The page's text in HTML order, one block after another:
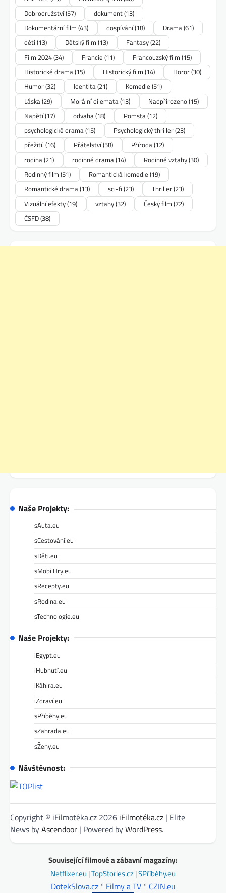
Dobrodružství(57) dokument(13)
Dokumentární film (43) dospívání(18) Drama(61)
děti (13) Dětský film (13) Fantasy(22)
Film 2024(34) Francie (11) Francouzský film (15)
Historické drama(15) Historický film (14) Horor(30)
Humor(32) Identita(21) Komedie (51)
Láska(29) Morální dilemata(13) Nadpřirozeno(15)
Napětí(17) odvaha(18) Pomsta(12)
psychologické drama(15) Psychologický thriller(23)
přežití. (16) Přátelství(58) Příroda(12)
rodina(21) rodinné drama(14) Rodinné vztahy(30)
Rodinný film (51) Romantická komedie (19)
Romantické drama(13) sci-fi (23) Thriller(23)
Vizuální efekty(19) vztahy(32) Český film (72)
ČSFD(38)
Naše Projekty:
sAuta.eu
sCestování.eu
sDěti.eu
sMobilHry.eu
sRecepty.eu
sRodina.eu
sTechnologie.eu
Naše Projekty:
iEgypt.eu
iHubnutí.eu
iKáhira.eu
iZdraví.eu
sPříběhy.eu
sZahrada.eu
sŽeny.eu
Návštěvnost:
Copyright © iFilmotéka.cz 2026 iFilmotéka.cz | Elite
News byAscendoor | Powered byWordPress.
Související filmové a zábavní magazíny:
Netflixer.eu |TopStories.cz|SPříběhy.eu
DotekSlova.cz* Filmy a TV* CZIN.eu